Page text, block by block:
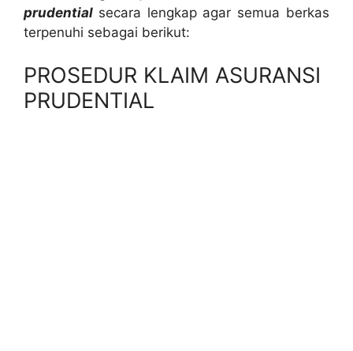
prudential secara lengkap agar semua berkas
terpenuhi sebagai berikut:
PROSEDUR KLAIM ASURANSI
PRUDENTIAL